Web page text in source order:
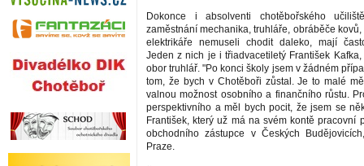
Dokonce i absolventi chotěbořského
zaměstnání mechanika, truhláře, obráběče
elektrikáře nemuseli chodit daleko, mají
Jeden z nich je i třiadvacetiletý František
obor truhlář. "Po konci školy jsem v žádném
tom, že bych v Chotěboři zůstal. Je to malé
valnou možnost osobního a finančního růstu.
perspektivního a měl bych pocit, že jsem se
František, který už má na svém kontě pracovní
obchodního zástupce v Českých
Praze.